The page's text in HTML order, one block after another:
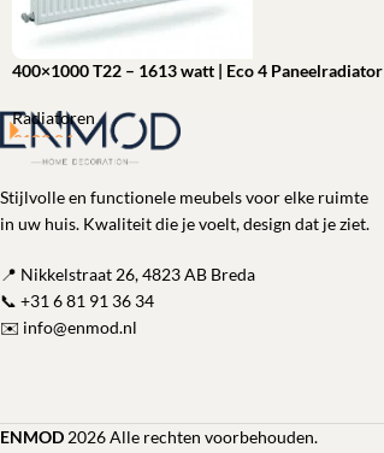
400×1000 T22 – 1613 watt | Eco 4 Paneelradiator
Radiatoren
€102,04
Stijlvolle en functionele meubels voor elke ruimte
in uw huis. Kwaliteit die je voelt, design dat je ziet.
📍 Nikkelstraat 26, 4823 AB Breda
📞 +31 6 81 91 36 34
✉️ info@enmod.nl
ENMOD 2026 Alle rechten voorbehouden.